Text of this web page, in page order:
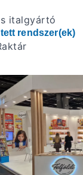
italgyártó
rendszer(ek)